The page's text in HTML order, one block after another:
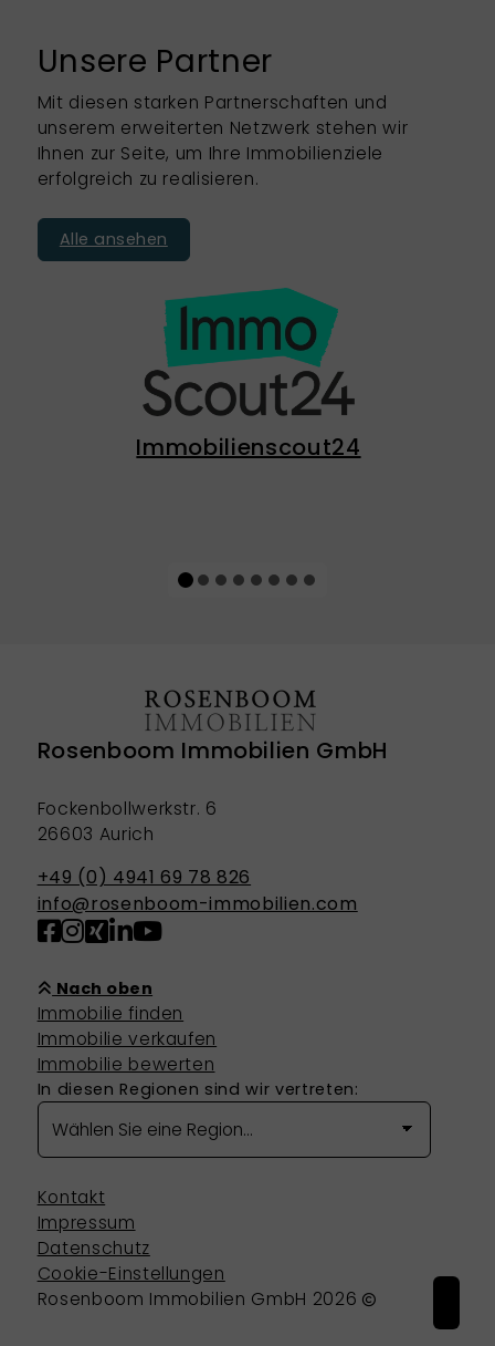
Unsere Partner
Mit diesen starken Partnerschaften und
unserem erweiterten Netzwerk stehen wir
Ihnen zur Seite, um Ihre Immobilienziele
erfolgreich zu realisieren.
Alle ansehen
Immobilienscout24
Rosenboom Immobilien GmbH
Fockenbollwerkstr. 6
26603 Aurich
+49 (0) 4941 69 78 826
info@rosenboom-immobilien.com
In diesen Regionen sind wir vertreten:
Nach oben
Immobilie finden
Immobilie verkaufen
Immobilie bewerten
Kontakt
Impressum
Datenschutz
Cookie-Einstellungen
Rosenboom Immobilien GmbH 2026